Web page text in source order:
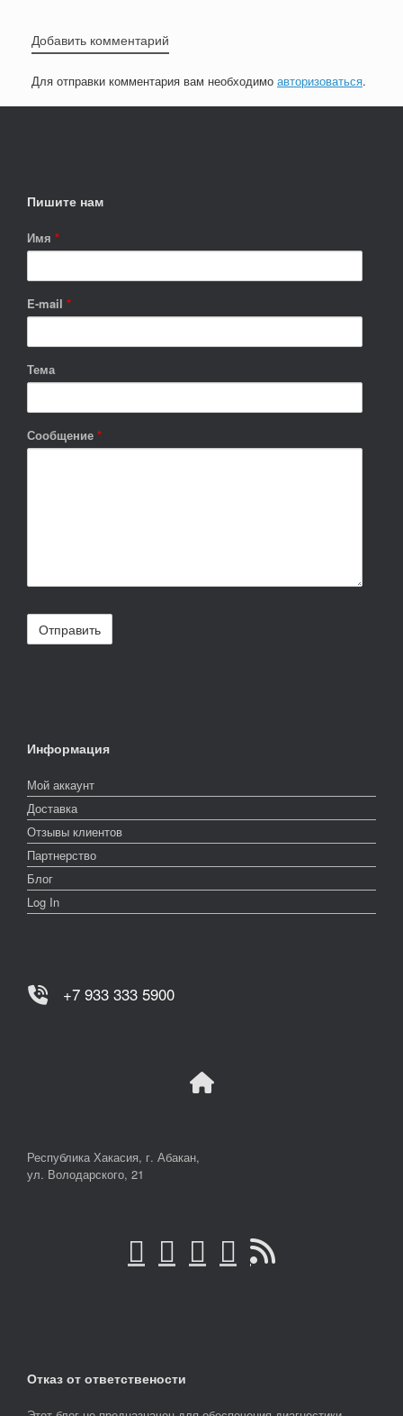
ki
Добавить комментарий
Для отправки комментария вам необходимо авторизоваться.
Пишите нам
Имя *
E-mail *
Тема
Сообщение *
Информация
Мой аккаунт
Доставка
Отзывы клиентов
Партнерство
Блог
Log In
+7 933 333 5900
Республика Хакасия, г. Абакан,
ул. Володарского, 21
Отказ от ответствености